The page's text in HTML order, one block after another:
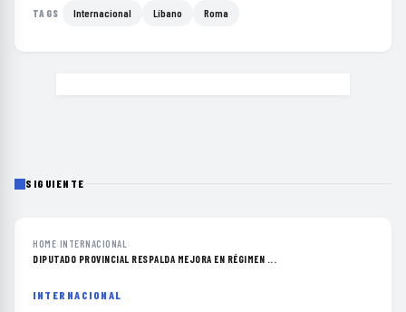
TAGS Internacional Líbano Roma
SIGUIENTE
HOME›INTERNACIONAL ›
DIPUTADO PROVINCIAL RESPALDA MEJORA EN RÉGIMEN ...
INTERNACIONAL